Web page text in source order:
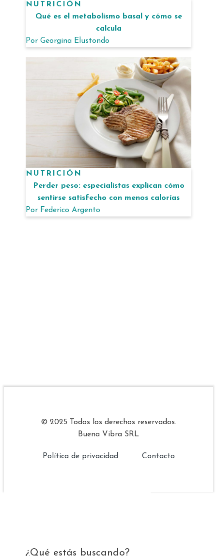
NUTRICIÓN
Qué es el metabolismo basal y cómo se
calcula
Por Georgina Elustondo
NUTRICIÓN
Perder peso: especialistas explican cómo
sentirse satisfecho con menos calorías
Por Federico Argento
© 2025 Todos los derechos reservados.
Buena Vibra SRL
Política de privacidad Contacto
¿Qué estás buscando?